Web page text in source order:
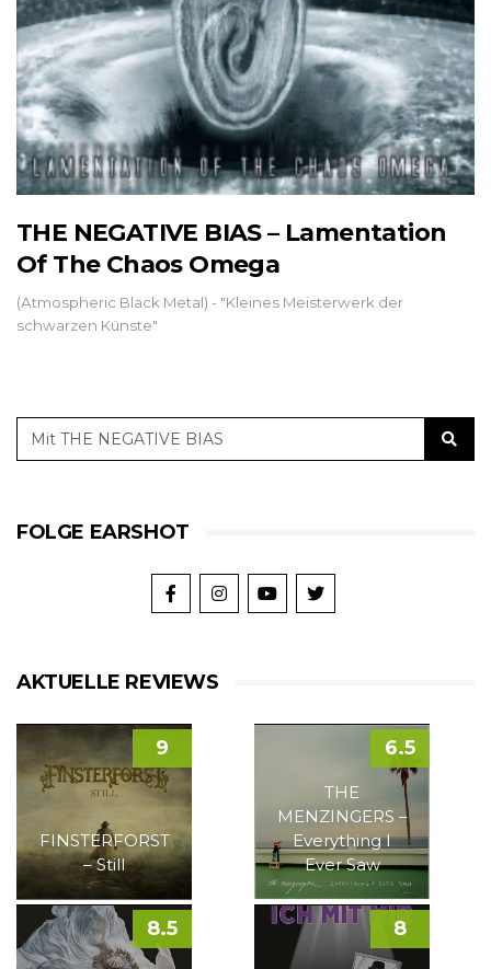
THE NEGATIVE BIAS – Lamentation
Of The Chaos Omega
(Atmospheric Black Metal) - "Kleines Meisterwerk der
schwarzen Künste"
FOLGE EARSHOT
AKTUELLE REVIEWS
FINSTERFORST
– Still
9
THE
MENZINGERS –
Everything I
Ever Saw
6.5
8.5 8